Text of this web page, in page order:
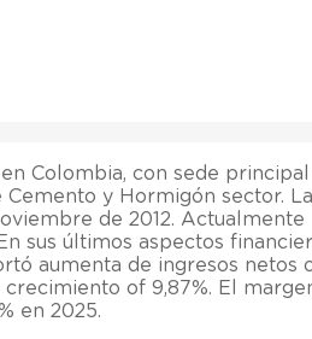
Colombia, con sede
y Hormigón sector. La
de 2012. Actualmente
sus últimos aspectos
aumenta de ingresos netos
of 9,87%. El
en 2025.